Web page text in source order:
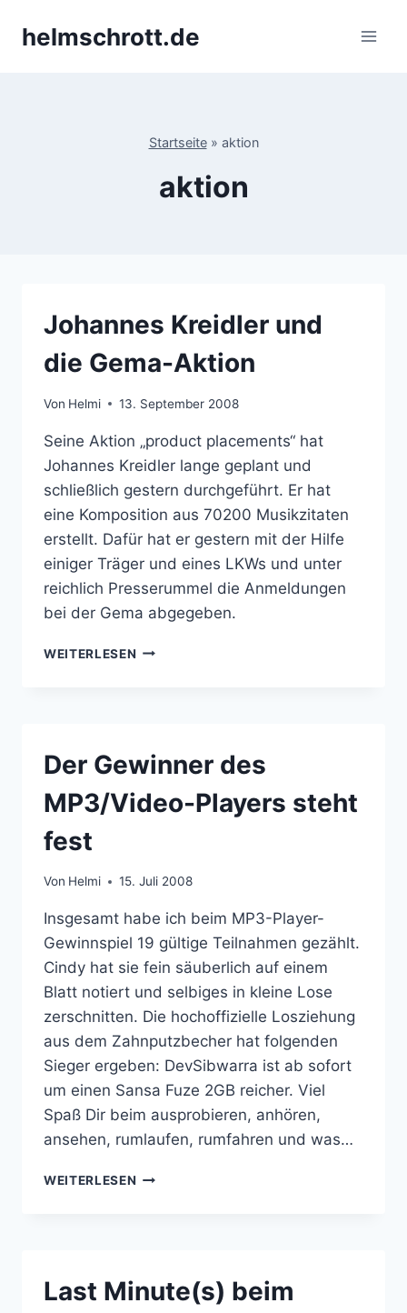
Inhalthelmschrott.de
Startseite» aktion
aktion
Johannes Kreidler und
die Gema-Aktion
Von Helmi 13. September 2008
Seine Aktion „product placements“ hat
Johannes Kreidler lange geplant und
schließlich gestern durchgeführt. Er hat
eine Komposition aus 70200 Musikzitaten
erstellt. Dafür hat er gestern mit der Hilfe
einiger Träger und eines LKWs und unter
reichlich Presserummel die Anmeldungen
bei der Gema abgegeben.
WEITERLESEN JOHANNES
Der Gewinner des
MP3/Video-Players steht
fest
Von Helmi 15. Juli 2008
Insgesamt habe ich beim MP3-Player-
Gewinnspiel 19 gültige Teilnahmen gezählt.
Cindy hat sie fein säuberlich auf einem
Blatt notiert und selbiges in kleine Lose
zerschnitten. Die hochoffizielle Losziehung
aus dem Zahnputzbecher hat folgenden
Sieger ergeben: DevSibwarra ist ab sofort
um einen Sansa Fuze 2GB reicher. Viel
Spaß Dir beim ausprobieren, anhören,
ansehen, rumlaufen, rumfahren und was…
WEITERLESEN DER
FEST
Last Minute(s) beim